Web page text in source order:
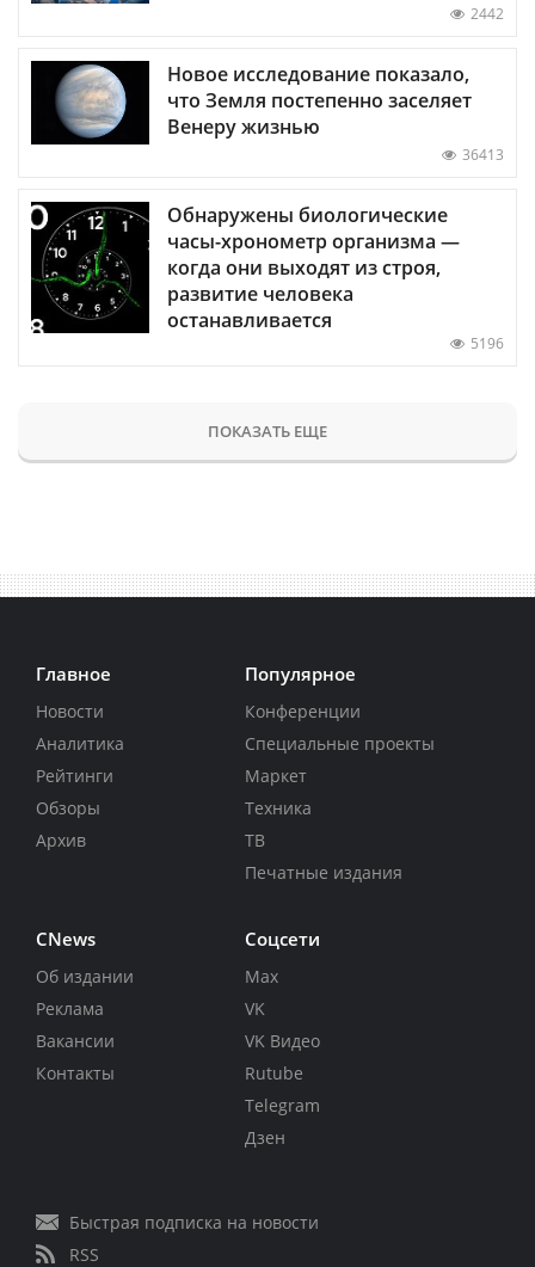
2442
Новое исследование показало,
что Земля постепенно заселяет
Венеру жизнью
36413
Обнаружены биологические
часы-хронометр организма —
когда они выходят из строя,
развитие человека
останавливается
5196
ПОКАЗАТЬ ЕЩЕ
Главное
Новости
Аналитика
Рейтинги
Обзоры
Архив
Популярное
Конференции
Специальные проекты
Маркет
Техника
ТВ
Печатные издания
CNews
Об издании
Реклама
Вакансии
Контакты
Соцсети
Max
VK
VK Видео
Rutube
Telegram
Дзен
Быстрая подписка на новости
RSS